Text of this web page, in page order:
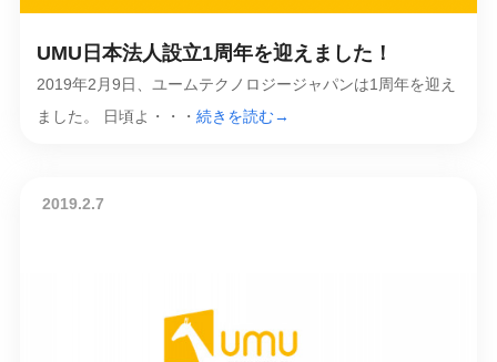
UMU日本法人設立1周年を迎えました！
2019年2月9日、ユームテクノロジージャパンは1周年を迎え
ました。 日頃よ・・・ 続きを読む→
2019.2.7